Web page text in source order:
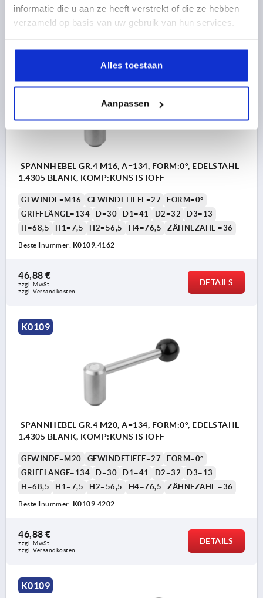
informatie die u aan ze heeft verstrekt of die ze hebben
verzameld op basis van uw gebruik van hun services.
Alles toestaan
Aanpassen
zzgl. MwSt.
DETAILS
SPANNHEBEL GR.4 M16, A=134, FORM:0°, EDELSTAHL
1.4305 BLANK, KOMP:KUNSTSTOFF
GEWINDE=M16 GEWINDETIEFE=27
FORM=0°
GRIFFLÄNGE=134
D=30 D1=41 D2=32
D3=13
H=68,5
H1=7,5 H2=56,5 H4=76,5 ZÄHNEZAHL =36
Bestellnummer: K0109.4162
46,88 €
zzgl. MwSt.
zzgl. Versandkosten
DETAILS
K0109
SPANNHEBEL GR.4 M20, A=134, FORM:0°, EDELSTAHL
1.4305 BLANK, KOMP:KUNSTSTOFF
GEWINDE=M20 GEWINDETIEFE=27
FORM=0°
GRIFFLÄNGE=134
D=30 D1=41 D2=32
D3=13
H=68,5
H1=7,5 H2=56,5 H4=76,5 ZÄHNEZAHL =36
Bestellnummer: K0109.4202
46,88 €
zzgl. MwSt.
zzgl. Versandkosten
DETAILS
K0109